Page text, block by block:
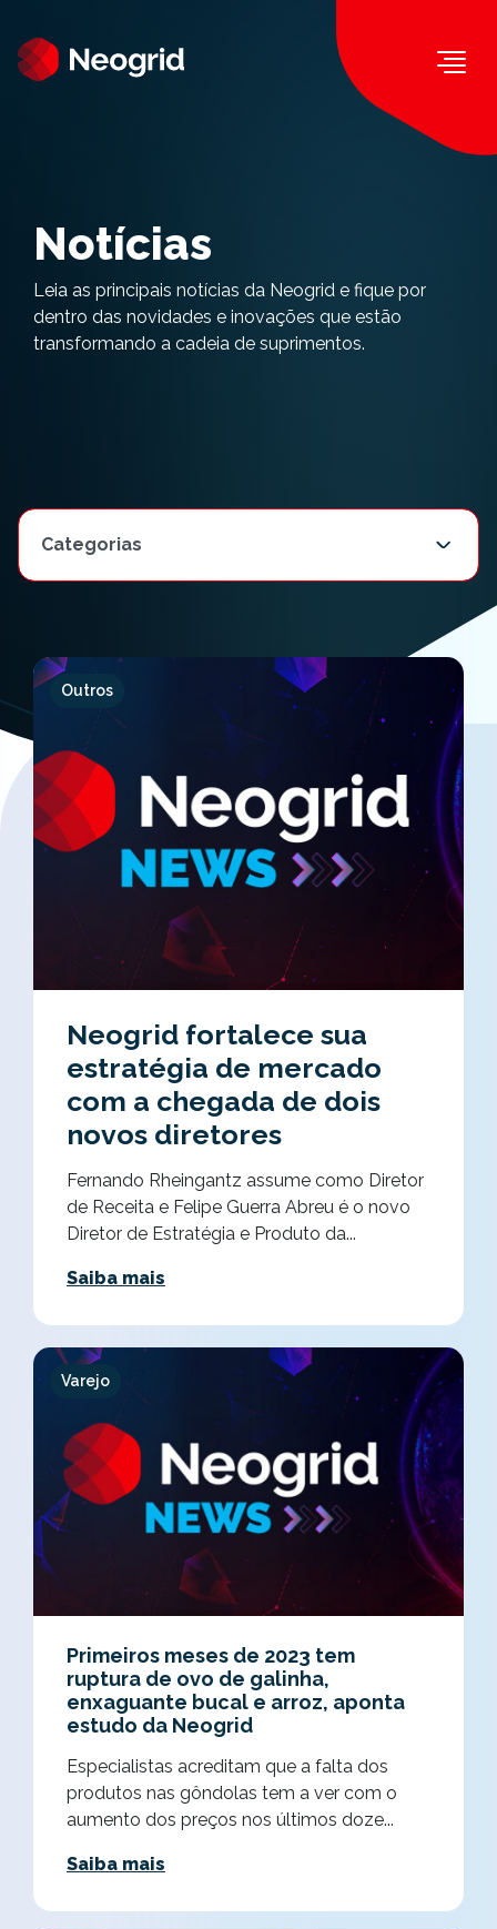
Notícias
Leia as principais notícias da Neogrid e fique por
dentro das novidades e inovações que estão
transformando a cadeia de suprimentos.
Outros
Neogrid fortalece sua
estratégia de mercado
com a chegada de dois
novos diretores
Fernando Rheingantz assume como Diretor
de Receita e Felipe Guerra Abreu é o novo
Diretor de Estratégia e Produto da...
Saiba mais
Varejo
Primeiros meses de 2023 tem
ruptura de ovo de galinha,
enxaguante bucal e arroz, aponta
estudo da Neogrid
Especialistas acreditam que a falta dos
produtos nas gôndolas tem a ver com o
aumento dos preços nos últimos doze...
Saiba mais